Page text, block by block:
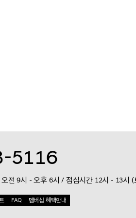
5116
전 9시 - 오후 6시 / 점심시간 12시 - 13시 (
FAQ 멤버십 혜택안내